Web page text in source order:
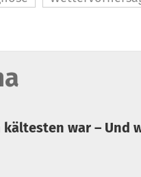
war – Und